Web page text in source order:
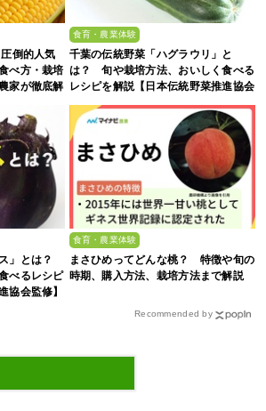
倒的人気
べ方・栽培
家が徹底解
食育・農業体験
千葉の伝統野菜「ハグラウリ」と
は？ 旬や栽培方法、おいしく食べる
レシピを解説【日本伝統野菜推進協会
」とは？
べるレシピ
協会監修】
食育・農業体験
まさひめってどんな桃？ 特徴や旬の
時期、購入方法、栽培方法まで解説
Recommended by